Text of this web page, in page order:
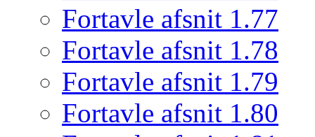
Fortavle afsnit 1.77
Fortavle afsnit 1.78
Fortavle afsnit 1.79
Fortavle afsnit 1.80